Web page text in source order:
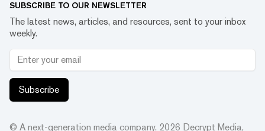
SUBSCRIBE TO OUR NEWSLETTER
The latest news, articles, and resources, sent to your inbox
weekly.
Subscribe
© A next-generation media company. 2026 Decrypt Media,